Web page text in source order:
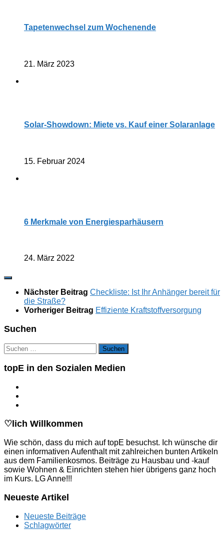
Tapetenwechsel zum Wochenende
21. März 2023
Solar-Showdown: Miete vs. Kauf einer Solaranlage
15. Februar 2024
6 Merkmale von Energiesparhäusern
24. März 2022
Nächster Beitrag Checkliste: Ist Ihr Anhänger bereit für
die Straße?
Vorheriger Beitrag Effiziente Kraftstoffversorgung
Suchen
Suchen
nach:
topE in den Sozialen Medien
♡lich Willkommen
Wie schön, dass du mich auf topE besuchst. Ich wünsche dir
einen informativen Aufenthalt mit zahlreichen bunten Artikeln
aus dem Familienkosmos. Beiträge zu Hausbau und -kauf
sowie Wohnen & Einrichten stehen hier übrigens ganz hoch
im Kurs. LG Anne!!!
Neueste Artikel
Neueste Beiträge
Schlagwörter